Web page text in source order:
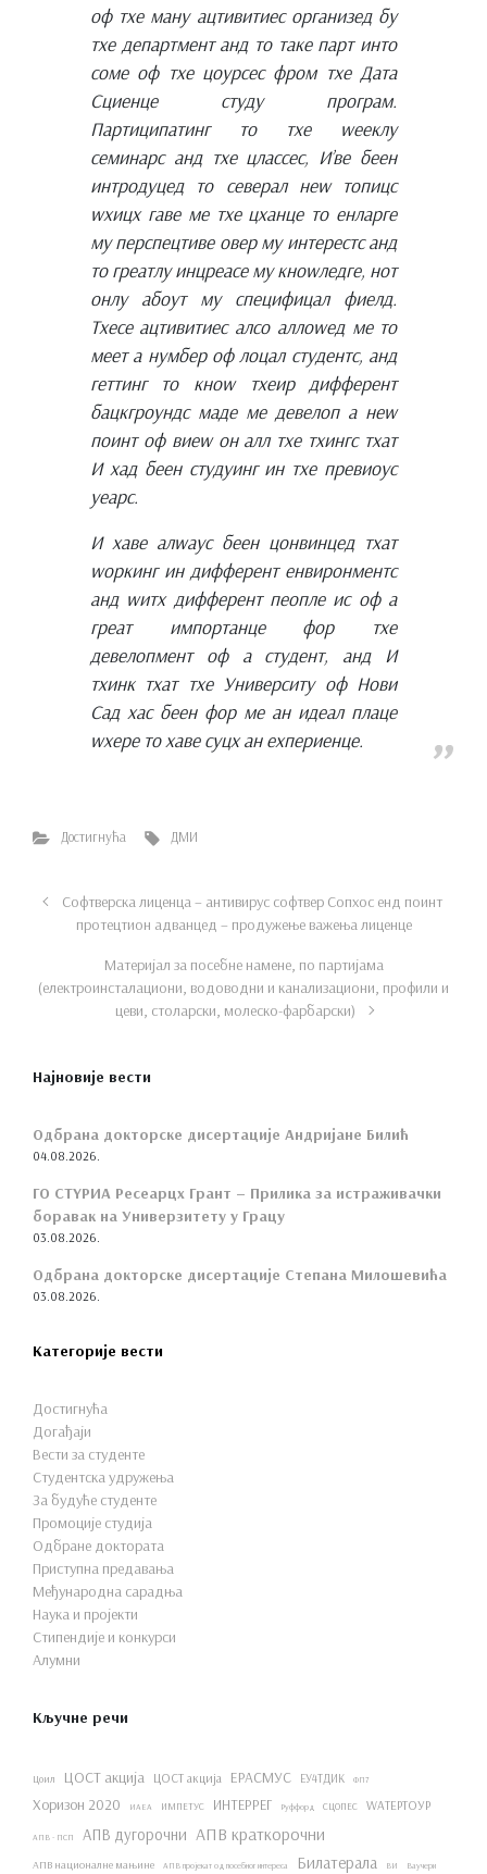
оф тхе манy ацтивитиес организед бy
тхе департмент анд то таке парт инто
соме оф тхе цоурсес фром тхе Дата
Сциенце студy програм.
Партиципатинг то тхе wееклy
семинарс анд тхе цлассес, И’ве беен
интродуцед то северал неw топицс
wхицх гаве ме тхе цханце то енларге
мy перспецтиве овер мy интерестс анд
то греатлy инцреасе мy кноwледге, нот
онлy абоут мy специфицал фиелд.
Тхесе ацтивитиес алсо аллоwед ме то
меет а нумбер оф лоцал студентс, анд
геттинг то кноw тхеир дифферент
бацкгроундс маде ме девелоп а неw
поинт оф виеw он алл тхе тхингс тхат
И хад беен студyинг ин тхе превиоус
yеарс.
И хаве алwаyс беен цонвинцед тхат
wоркинг ин дифферент енвиронментс
анд wитх дифферент пеопле ис оф а
греат импортанце фор тхе
девелопмент оф а студент, анд И
тхинк тхат тхе Университy оф Нови
Сад хас беен фор ме ан идеал плаце
wхере то хаве суцх ан еxпериенце.
Достигнућа ДМИ
Софтверска лиценца – антивирус софтвер Сопхос енд поинт
протецтион адванцед – продужење важења лиценце
Материјал за посебне намене, по партијама
(електроинсталациони, водоводни и канализациони, профили и
цеви, столарски, молеско-фарбарски)
Најновије вести
Одбрана докторске дисертације Андријане Билић
04.08.2026.
ГО СТYРИА Ресеарцх Грант – Прилика за истраживачки
боравак на Универзитету у Грацу
03.08.2026.
Одбрана докторске дисертације Степана Милошевића
03.08.2026.
Категорије вести
Достигнућа
Догађаји
Вести за студенте
Студентска удружења
За будуће студенте
Промоције студија
Одбране доктората
Приступна предавања
Међународна сарадња
Наука и пројекти
Стипендије и конкурси
Алумни
Кључне речи
Цоил ЦОСТ акција ЦОСТ акција ЕРАСМУС ЕУ4ТДИК ФП7
Хоризон 2020 ИАЕА ИМПЕТУС ИНТЕРРЕГ Руффорд СЦОПЕС WАТЕРТОУР
АПВ - ПСП АПВ дугорочни АПВ краткорочни
АПВ националне мањине АПВ пројекат од посебног интереса Билатерала ВИ Ваучери